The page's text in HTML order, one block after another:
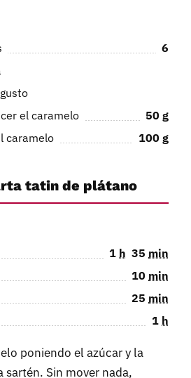
6
el caramelo
50 g
caramelo
100 g
tatin de plátano
1 h 35 min
10 min
25 min
1 h
poniendo el azúcar y la
Sin mover nada,